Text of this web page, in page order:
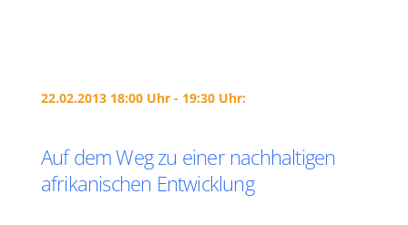
22.02.2013 18:00 Uhr - 19:30 Uhr:
Auf dem Weg zu einer nachhaltigen
afrikanischen Entwicklung